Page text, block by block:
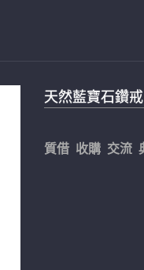
天然藍寶石鑽
質借 收購 交流